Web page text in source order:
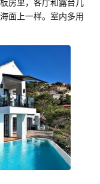
面上一样。室内多用